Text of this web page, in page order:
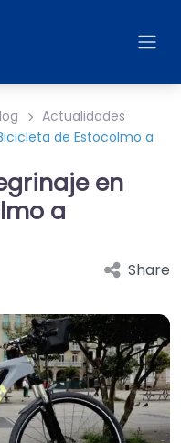
Actualidades
de Estocolmo a
en
a
Share